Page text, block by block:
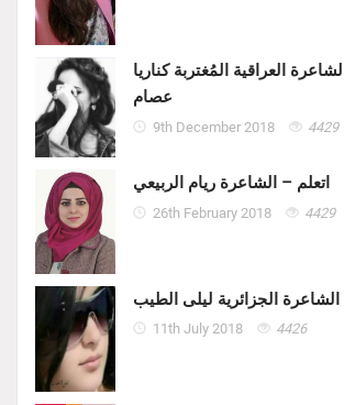
العراقية المُغتربة كناريا
عصام
9th December 2018 4429
اتعلم – الشاعرة ريام الربيعي
26th February 2018 4429
الشاعرة الجزائرية ليلى الطيب
11th July 2018 4426